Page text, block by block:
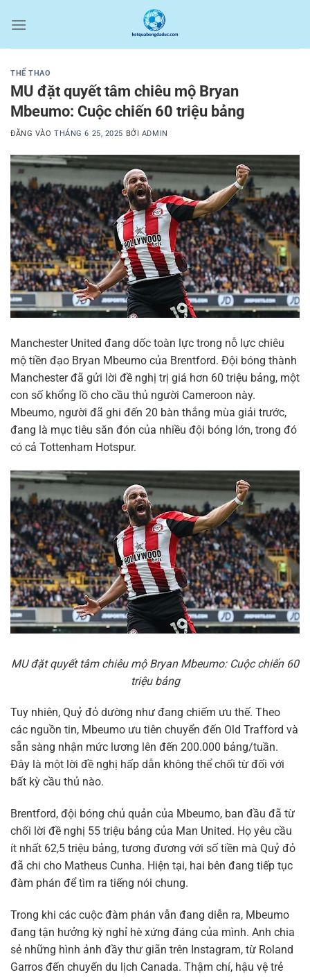
qua
THỂ THAO
MU đặt quyết tâm chiêu mộ Bryan
Mbeumo: Cuộc chiến 60 triệu bảng
ĐĂNG VÀOTHÁNG 6 25, 2025 BỞI ADMIN
Manchester United đang dốc toàn lực trong nỗ lực chiêu
mộ tiền đạo Bryan Mbeumo của Brentford. Đội bóng thành
Manchester đã gửi lời đề nghị trị giá hơn 60 triệu bảng, một
con số khổng lồ cho cầu thủ người Cameroon này.
Mbeumo, người đã ghi đến 20 bàn thắng mùa giải trước,
đang là mục tiêu săn đón của nhiều đội bóng lớn, trong đó
có cả Tottenham Hotspur.
MU đặt quyết tâm chiêu mộ Bryan Mbeumo: Cuộc chiến 60
triệu bảng
Tuy nhiên, Quỷ đỏ dường như đang chiếm ưu thế. Theo
các nguồn tin, Mbeumo ưu tiên chuyển đến Old Trafford và
sẵn sàng nhận mức lương lên đến 200.000 bảng/tuần.
Đây là một lời đề nghị hấp dẫn không thể chối từ đối với
bất kỳ cầu thủ nào.
Brentford, đội bóng chủ quản của Mbeumo, ban đầu đã từ
chối lời đề nghị 55 triệu bảng của Man United. Họ yêu cầu
ít nhất 62,5 triệu bảng, tương đương với số tiền mà Quỷ đỏ
đã chi cho Matheus Cunha. Hiện tại, hai bên đang tiếp tục
đàm phán để tìm ra tiếng nói chung.
Trong khi các cuộc đàm phán vẫn đang diễn ra, Mbeumo
đang tận hưởng kỳ nghỉ hè xứng đáng của mình. Anh chia
sẻ những hình ảnh đầy thư giãn trên Instagram, từ Roland
Garros đến chuyến du lịch Canada. Thậm chí, hậu vệ trẻ